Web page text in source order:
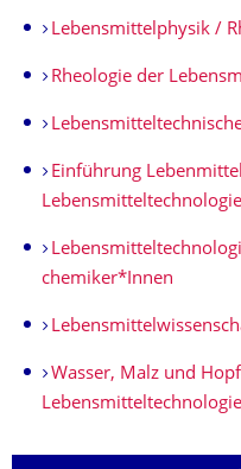
Lebensmittel­physik /
Rheologie der
Einführung
Lebensmittel­technologie
chemiker*Innen
Wasser, Malz und
Lebensmittel­technologie